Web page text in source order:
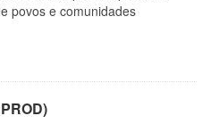
povos e comunidades